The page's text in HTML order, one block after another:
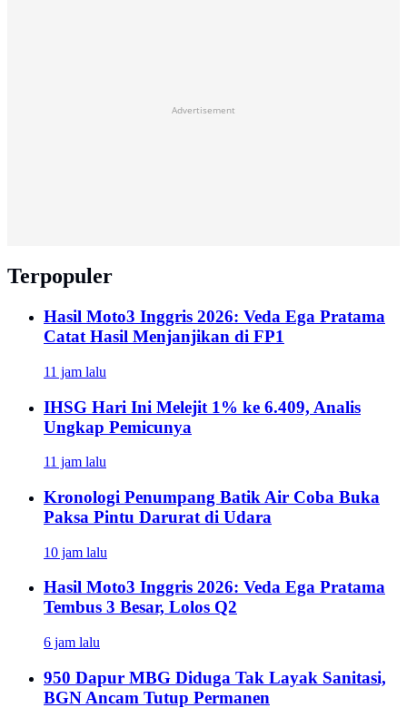
Advertisement
Terpopuler
Hasil Moto3 Inggris 2026: Veda Ega Pratama
Catat Hasil Menjanjikan di FP1
11 jam lalu
IHSG Hari Ini Melejit 1% ke 6.409, Analis
Ungkap Pemicunya
11 jam lalu
Kronologi Penumpang Batik Air Coba Buka
Paksa Pintu Darurat di Udara
10 jam lalu
Hasil Moto3 Inggris 2026: Veda Ega Pratama
Tembus 3 Besar, Lolos Q2
6 jam lalu
950 Dapur MBG Diduga Tak Layak Sanitasi,
BGN Ancam Tutup Permanen